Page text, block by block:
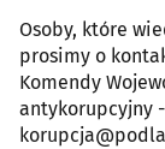
Osoby, które
prosimy o
Komendy
antykorupcyjny